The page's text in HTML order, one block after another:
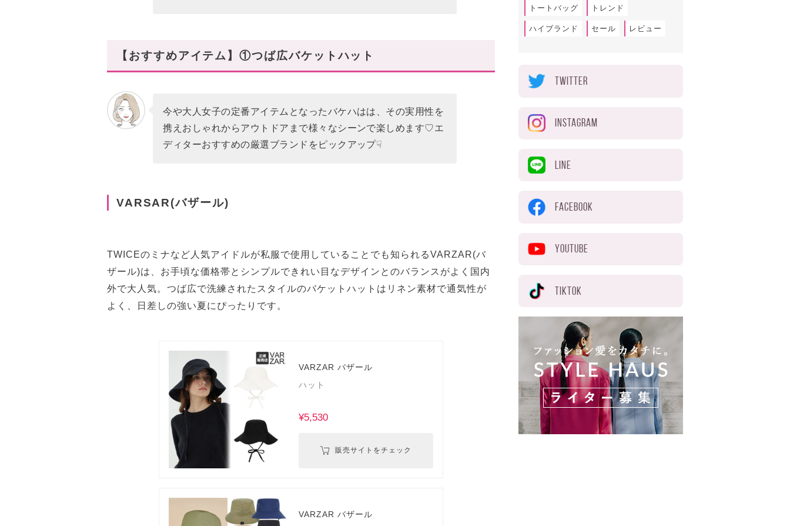
【おすすめアイテム】①つば広バケットハット
今や大人女子の定番アイテムとなったバケハはは、その実用性を
携えおしゃれからアウトドアまで様々なシーンで楽しめます♡エ
ディターおすすめの厳選ブランドをピックアップ☟
VARSAR(バザール)
TWICEのミナなど人気アイドルが私服で使用していることでも知られるVARZAR(バ
ザール)は、お手頃な価格帯とシンプルできれい目なデザインとのバランスがよく国内
外で大人気。つば広で洗練されたスタイルのバケットハットはリネン素材で通気性が
よく、日差しの強い夏にぴったりです。
VARZAR バザール
ハット
¥5,530
販売サイトをチェック
VARZAR バザール
トートバッグ トレンド
ハイブランド セール レビュー
TWITTER
INSTAGRAM
LINE
FACEBOOK
YOUTUBE
TIKTOK